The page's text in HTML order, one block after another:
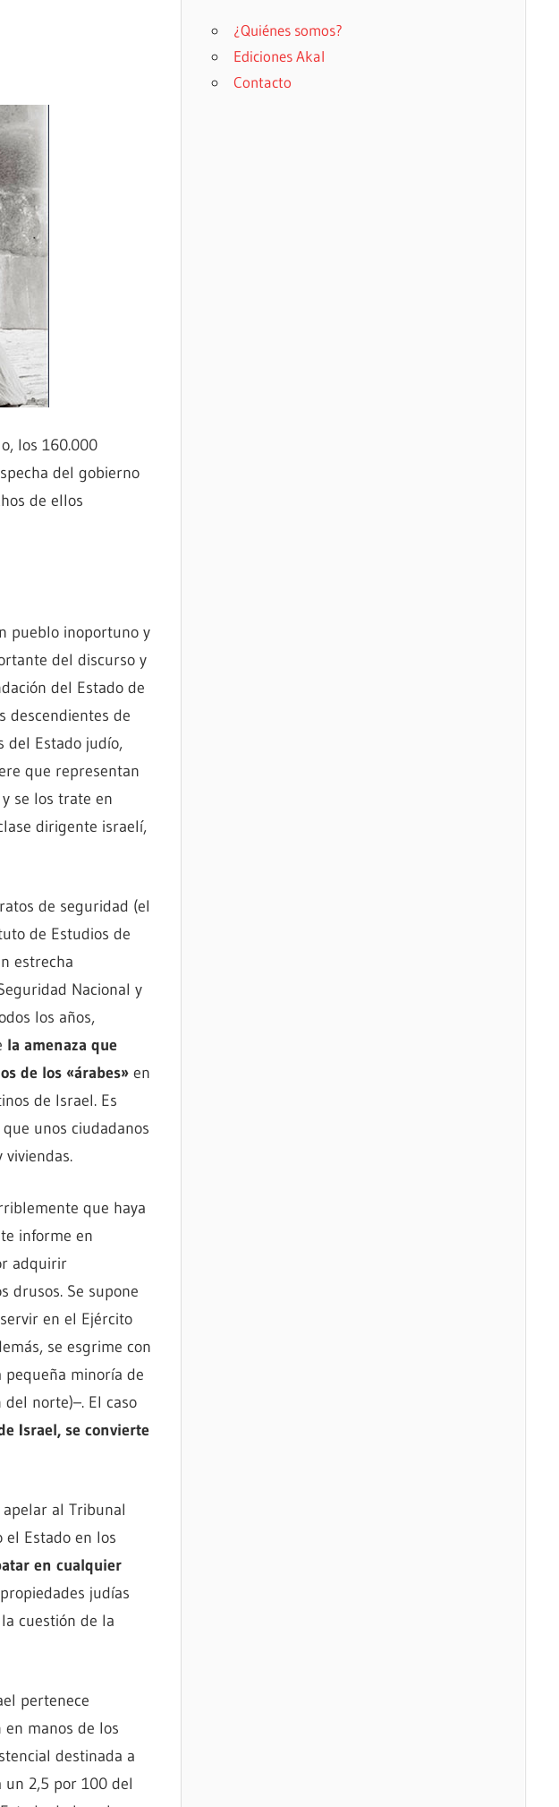
los 160.000
del gobierno
de ellos
pueblo inoportuno y
del discurso y
del Estado de
descendientes de
del Estado judío,
que representan
se los trate en
dirigente israelí,
de seguridad (el
de Estudios de
estrecha
Nacional y
los años,
la amenaza que
de los «árabes»en
de Israel. Es
unos ciudadanos
que haya
informe en
adquirir
drusos. Se supone
en el Ejército
se esgrime con
minoría de
norte)–. El caso
Israel, se convierte
al Tribunal
el Estado en los
en cualquier
judías
cuestión de la
pertenece
manos de los
destinada a
un 2,5 por 100 del
¿Quiénes somos?
Ediciones Akal
Contacto